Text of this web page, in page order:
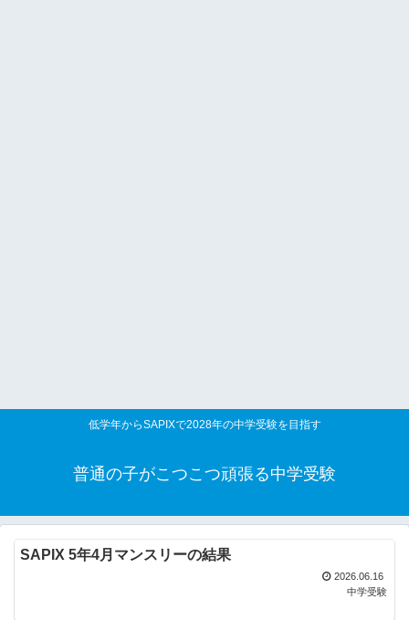
低学年からSAPIXで2028年の中学受験を目指す
普通の子がこつこつ頑張る中学受験
SAPIX 5年4月マンスリーの結果
2026.06.16
中学受験